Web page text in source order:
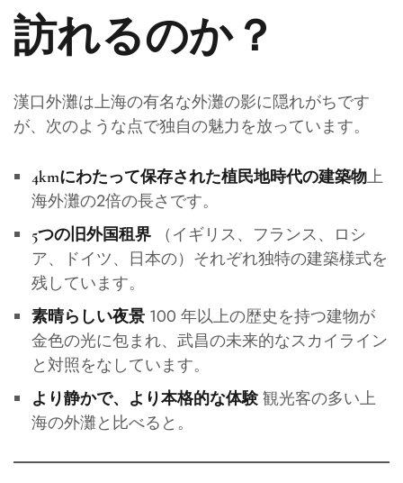
訪れるのか？
漢口外灘は上海の有名な外灘の影に隠れがちです
が、次のような点で独自の魅力を放っています。
4kmにわたって保存された植民地時代の建築物上
海外灘の2倍の長さです。
5つの旧外国租界（イギリス、フランス、ロシ
ア、ドイツ、日本の）それぞれ独特の建築様式を
残しています。
素晴らしい夜景100 年以上の歴史を持つ建物が
金色の光に包まれ、武昌の未来的なスカイライン
と対照をなしています。
より静かで、より本格的な体験観光客の多い上
海の外灘と比べると。